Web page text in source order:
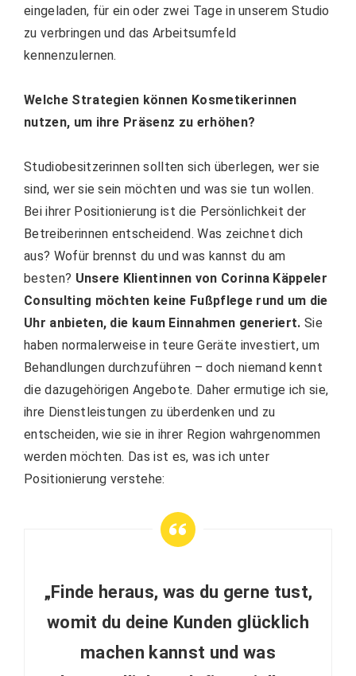
eingeladen, für ein oder zwei Tage in unserem Studio
zu verbringen und das Arbeitsumfeld
kennenzulernen.
Welche Strategien können Kosmetikerinnen
nutzen, um ihre Präsenz zu erhöhen?
Studiobesitzerinnen sollten sich überlegen, wer sie
sind, wer sie sein möchten und was sie tun wollen.
Bei ihrer Positionierung ist die Persönlichkeit der
Betreiberinnen entscheidend. Was zeichnet dich
aus? Wofür brennst du und was kannst du am
besten? Unsere Klientinnen von Corinna Käppeler
Consulting möchten keine Fußpflege rund um die
Uhr anbieten, die kaum Einnahmen generiert. Sie
haben normalerweise in teure Geräte investiert, um
Behandlungen durchzuführen – doch niemand kennt
die dazugehörigen Angebote. Daher ermutige ich sie,
ihre Dienstleistungen zu überdenken und zu
entscheiden, wie sie in ihrer Region wahrgenommen
werden möchten. Das ist es, was ich unter
Positionierung verstehe:
„Finde heraus, was du gerne tust,
womit du deine Kunden glücklich
machen kannst und was